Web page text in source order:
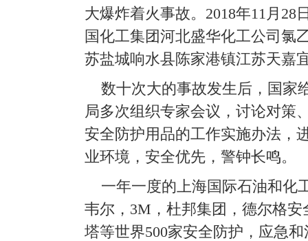
大爆炸着火事故。2018年11月
国化工集团河北盛华化工公司氯
苏盐城响水县陈家港镇江苏天嘉
数十次大的事故发生后，国家
局多次组织专家会议，讨论对策
安全防护用品的工作实施办法，
业环境，安全优先，警钟长鸣。
一年一度的上海国际石油和化
韦尔，3M，杜邦集团，德尔格
塔等世界500家安全防护，应急